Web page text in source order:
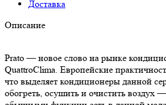
Доставка
Описание
Prato — новое слово на рынке
QuattroClima. Европейские
что выделяет кондиционеры данной
обогреть, осушить и очистить воздух